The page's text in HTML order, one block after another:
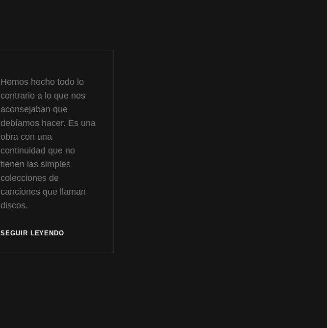
Hemos hecho todo lo
contrario a lo que nos
aconsejaban que
debíamos hacer. Es una
obra con una
continuidad que no
tienen las simples
colecciones de
canciones que llaman
discos.
SEGUIR LEYENDO